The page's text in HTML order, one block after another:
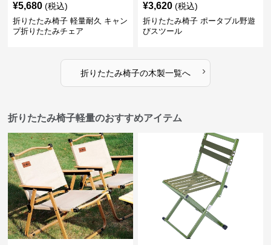
¥5,680 (税込)
折りたたみ椅子 軽量耐久 キャン
プ折りたたみチェア
¥3,620 (税込)
折りたたみ椅子 ポータブル野遊
びスツール
折りたたみ椅子の木製一覧へ ›
折りたたみ椅子軽量のおすすめアイテム